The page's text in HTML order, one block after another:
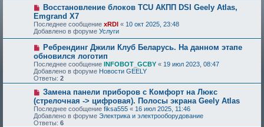
Восстановление блоков TCU АКПП DSI Geely Atlas,
Emgrand X7
Последнее сообщение xRDI « 10 окт 2025, 23:48
Добавлено в форуме Услуги
Ребрендинг Джили Клуб Беларусь. На данном этапе
обновился логотип
Последнее сообщение INFOBOT_GCBY « 19 июл 2023, 08:47
Добавлено в форуме Новости GEELY
Ответы: 2
Замена панели приборов с Комфорт на Люкс
(стрелочная -> цифровая). Полосы экрана Geely Atlas
Последнее сообщение fiksa555 « 16 июл 2025, 11:46
Добавлено в форуме Электрика и электрооборудование
Ответы: 6